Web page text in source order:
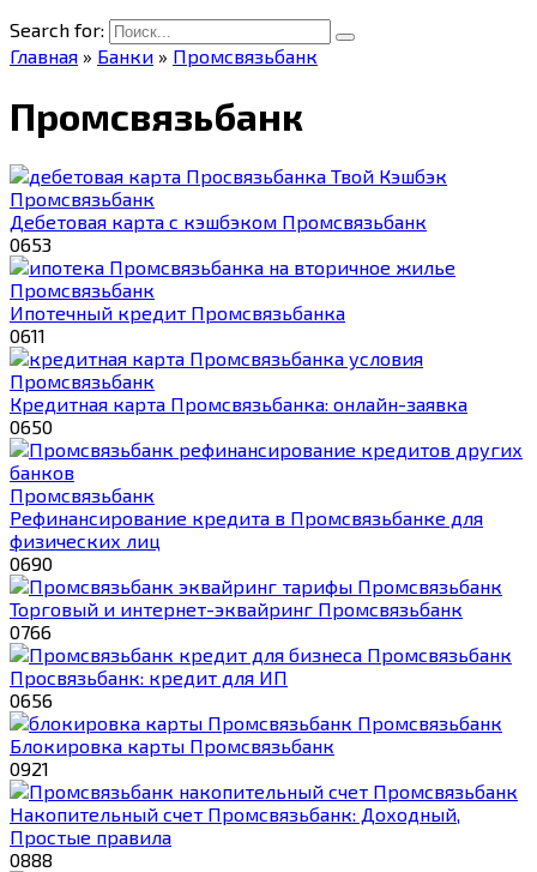
Search for:
Главная » Банки » Промсвязьбанк
Промсвязьбанк
Промсвязьбанк
Дебетовая карта с кэшбэком Промсвязьбанк
0653
Промсвязьбанк
Ипотечный кредит Промсвязьбанка
0611
Промсвязьбанк
Кредитная карта Промсвязьбанка: онлайн-заявка
0650
Промсвязьбанк
Рефинансирование кредита в Промсвязьбанке для
физических лиц
0690
Промсвязьбанк
Торговый и интернет-эквайринг Промсвязьбанк
0766
Промсвязьбанк
Просвязьбанк: кредит для ИП
0656
Промсвязьбанк
Блокировка карты Промсвязьбанк
0921
Промсвязьбанк
Накопительный счет Промсвязьбанк: Доходный,
Простые правила
0888